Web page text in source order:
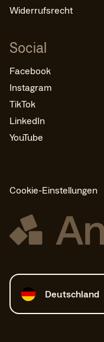
Widerrufsrecht
Social
Facebook
Instagram
TikTok
LinkedIn
YouTube
Cookie-Einstellungen
Land auswählen
Deutschland